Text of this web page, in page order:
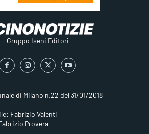
Gruppo Iseni Editori
di Milano n.22 del 31/01/2018
Fabrizio Valenti
Provera